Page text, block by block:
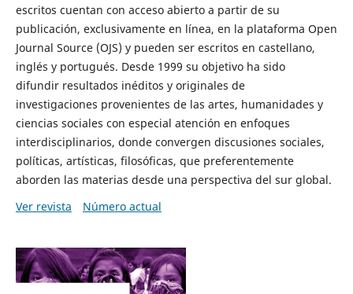
escritos cuentan con acceso abierto a partir de su
publicación, exclusivamente en línea, en la plataforma Open
Journal Source (OJS) y pueden ser escritos en castellano,
inglés y portugués. Desde 1999 su objetivo ha sido
difundir resultados inéditos y originales de
investigaciones provenientes de las artes, humanidades y
ciencias sociales con especial atención en enfoques
interdisciplinarios, donde convergen discusiones sociales,
políticas, artísticas, filosóficas, que preferentemente
aborden las materias desde una perspectiva del sur global.
Ver revista
Número actual